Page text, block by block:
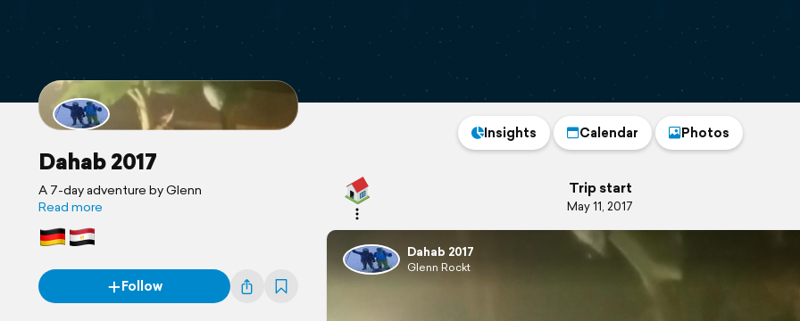
Dahab 2017
A 7-day adventure by Glenn
Read more
Follow
Insights Calendar Photos
Trip start
May 11, 2017
Dahab 2017
Glenn Rockt